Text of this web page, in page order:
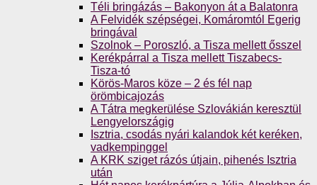
Téli bringázás – Bakonyon át a Balatonra
A Felvidék szépségei, Komáromtól Egerig
bringával
Szolnok – Poroszló, a Tisza mellett ősszel
Kerékpárral a Tisza mellett Tiszabecs-
Tisza-tó
Körös-Maros köze – 2 és fél nap
örömbicajozás
A Tátra megkerülése Szlovákián keresztül
Lengyelországig
Isztria, csodás nyári kalandok két keréken,
vadkempinggel
A KRK sziget rázós útjain, pihenés Isztria
után